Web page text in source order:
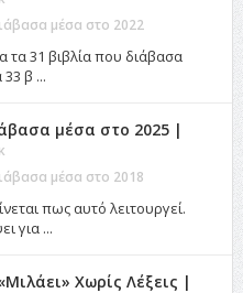
μέσα στο 2022
τα 31 βιβλία που διάβασα
β ...
μέσα στο 2025 |
μέσα στο 2018
πως αυτό λειτουργεί.
για ...
Χωρίς Λέξεις |